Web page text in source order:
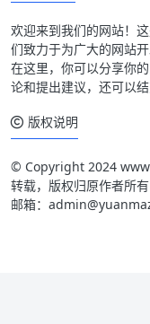
欢迎来到我们的网站！
们致力于为广大的网站
在这里，你可以分享你
论和提出建议，还可以结
版权说明
© Copyright 2024
转载，版权归原作者所
邮箱：